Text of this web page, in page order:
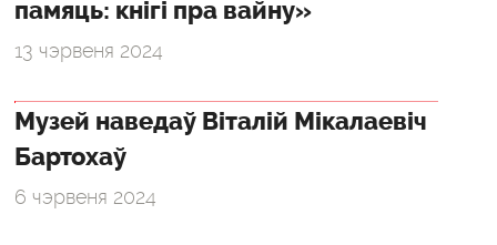
памяць: кнігі пра вайну»
13 чэрвеня 2024
Музей наведаў Віталій Мікалаевіч
Бартохаў
6 чэрвеня 2024